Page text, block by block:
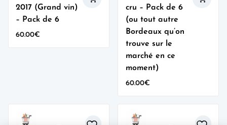
2017 (Grand vin)
– Pack de 6
60.00€
cru – Pack de 6
(ou tout autre
Bordeaux qu’on
trouve sur le
marché en ce
moment)
60.00€